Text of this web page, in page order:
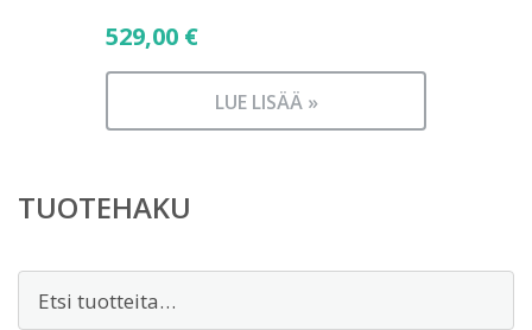
529,00 €
LUE LISÄÄ »
TUOTEHAKU